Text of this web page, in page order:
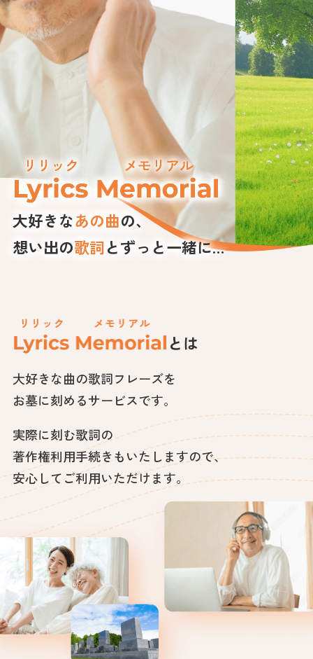
大好きなあの曲の、
想い出の歌詞とずっと一緒に…
とは
大好きな曲の歌詞フレーズを
お墓に刻めるサービスです。
実際に刻む歌詞の
著作権利用手続きもいたしますので、
安心してご利用いただけます。